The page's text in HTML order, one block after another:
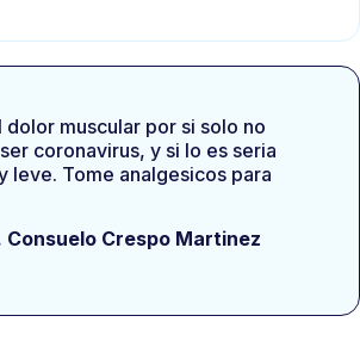
dolor muscular por si solo no
coronavirus, y si lo es seria
leve. Tome analgesicos para
Consuelo Crespo Martinez